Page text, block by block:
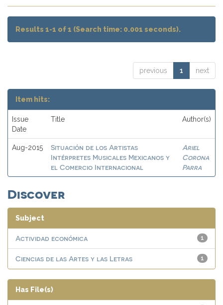
Results 1-1 of 1 (Search time: 0.001 seconds).
previous 1 next
Item hits:
Issue
Date
Title Author(s)
Aug-2015
Situación de los Artistas
Intérpretes Musicales Mexicanos y
el Comercio Internacional
Ariel
Corona
Parra
Discover
Subject
1
Actividad económica
1
Ciencias de las Artes y las Letras
Has File(s)